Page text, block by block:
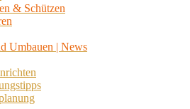
& Schützen
Umbauen | News